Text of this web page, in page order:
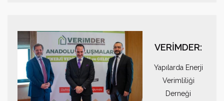
VERİMDER:
Yapılarda Enerji
Verimliliği
Derneği